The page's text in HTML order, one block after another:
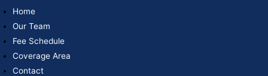
Home
Our Team
Fee Schedule
Coverage Area
Contact